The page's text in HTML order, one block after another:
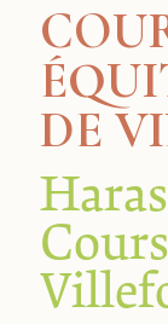
DE